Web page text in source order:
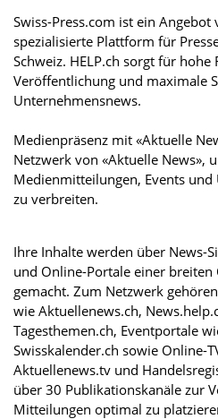
Swiss-Press.com ist ein Angebot
spezialisierte Plattform für
Schweiz. HELP.ch sorgt für
Veröffentlichung und maximale
Unternehmensnews.
Medienpräsenz mit «Aktuelle
Netzwerk von «Aktuelle News»,
Medienmitteilungen, Events
zu verbreiten.
Ihre Inhalte werden über News-
und Online-Portale einer
gemacht. Zum Netzwerk
wie Aktuellenews.ch,
Tagesthemen.ch, Eventportale
Swisskalender.ch sowie Online-
Aktuellenews.tv und
über 30 Publikationskanäle zur
Mitteilungen optimal zu